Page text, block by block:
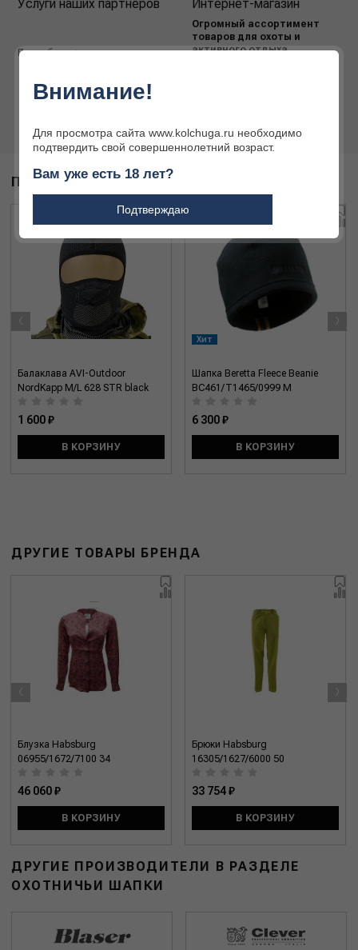
Услуги наших партнёров
Подробнее
Интернет-магазин
Огромный ассортимент
товаров для охоты и
активного отдыха
ПОХОЖИЕ ТОВАРЫ
Балаклава AVI-Outdoor
NordKapp M/L 628 STR black
1 600 ₽
В КОРЗИНУ
Хит
Шапка Beretta Fleece Beanie
BC461/T1465/0999 M
6 300 ₽
В КОРЗИНУ
‹ ›
ДРУГИЕ ТОВАРЫ БРЕНДА
Блузка Habsburg
06955/1672/7100 34
46 060 ₽
В КОРЗИНУ
Брюки Habsburg
16305/1627/6000 50
33 754 ₽
В КОРЗИНУ
‹ ›
ДРУГИЕ ПРОИЗВОДИТЕЛИ В РАЗДЕЛЕ
ОХОТНИЧЬИ ШАПКИ
Внимание!
Для просмотра сайта www.kolchuga.ru необходимо
подтвердить свой совершеннолетний возраст.
Вам уже есть 18 лет?
Подтверждаю